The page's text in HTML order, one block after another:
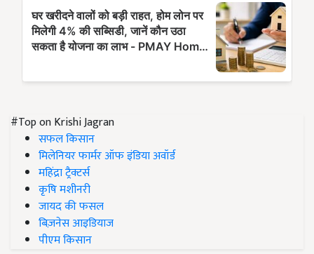
#Top on Krishi Jagran
सफल किसान
मिलेनियर फार्मर ऑफ इंडिया अवॉर्ड
महिंद्रा ट्रैक्टर्स
कृषि मशीनरी
जायद की फसल
बिज़नेस आइडियाज
पीएम किसान